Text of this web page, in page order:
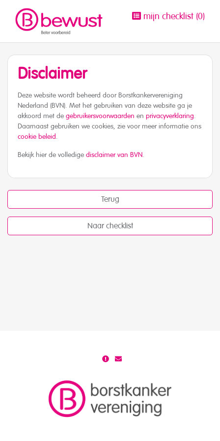
mijn checklist (0)
Disclaimer
Deze website wordt beheerd door Borstkankervereniging
Nederland (BVN). Met het gebruiken van deze website ga je
akkoord met de gebruikersvoorwaarden en privacyverklaring.
Daarnaast gebruiken we cookies, zie voor meer informatie ons
cookie beleid.
Bekijk hier de volledige disclaimer van BVN.
Terug
Naar checklist